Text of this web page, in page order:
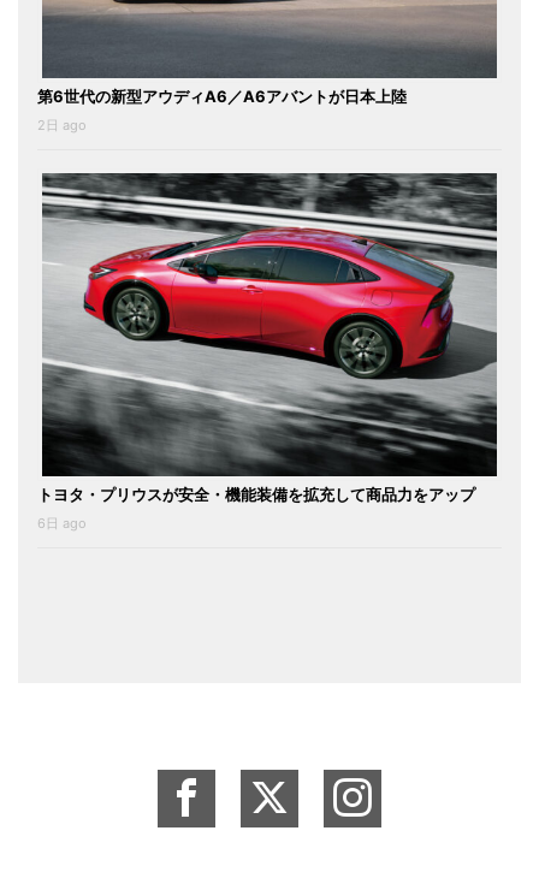
第6世代の新型アウディA6／A6アバントが日本上陸
2日 ago
トヨタ・プリウスが安全・機能装備を拡充して商品力をアップ
6日 ago